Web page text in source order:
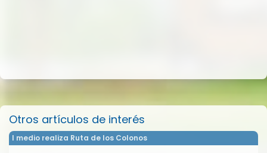
Otros artículos de interés
I medio realiza Ruta de los Colonos